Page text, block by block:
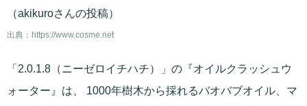
（akikuroさんの投稿）
出典： https://www.cosme.net
「2.0.1.8（ニーゼロイチハチ）」の『オイルクラッシュウ
ォーター』は、 1000年樹木から採れるバオバブオイル、マ